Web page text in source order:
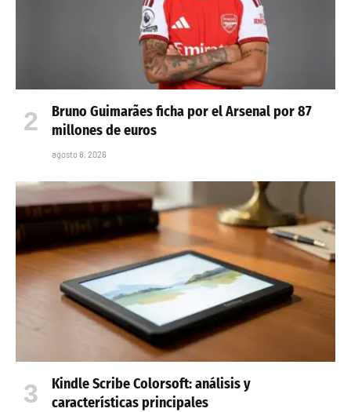
Bruno Guimarães ficha por el Arsenal por 87
millones de euros
agosto 8, 2026
Kindle Scribe Colorsoft: análisis y
características principales